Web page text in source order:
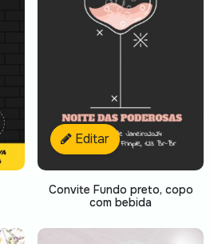
Editar
Convite Fundo preto, copo
com bebida